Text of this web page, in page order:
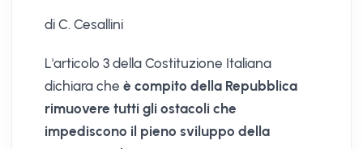
di C. Cesallini
L'articolo 3 della Costituzione Italiana
dichiara che è compito della Repubblica
rimuovere tutti gli ostacoli che
impediscono il pieno sviluppo della